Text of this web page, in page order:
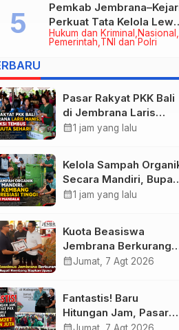
Hukum dan Kriminal
Nasional
Pemerintah TNI dan Polri
Pemkab
Perkuat Tata Kelola
Kerja Sama Hukum Datun
Pasar Rakyat PKK Bali
di Jembrana Laris
Manis, Transaksi
calendar_month1 jam yang lalu
Kelola Sampah
Secara Mandiri, Bupati
Kembang Beri
calendar_month1 jam yang lalu
Kuota Beasiswa
Jembrana Berkurang,
Bupati Kembang
II
calendar_monthJumat, 7 Agt 2026
Fantastis! Baru
Hitungan Jam, Pasar
Rakyat PKK Provinsi
calendar_month